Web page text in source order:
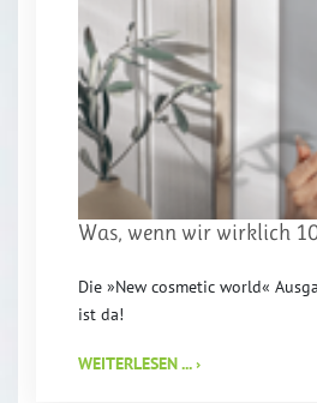
Was, wenn wir wirklich
Die »New cosmetic world«
ist da!
WEITERLESEN ... ›